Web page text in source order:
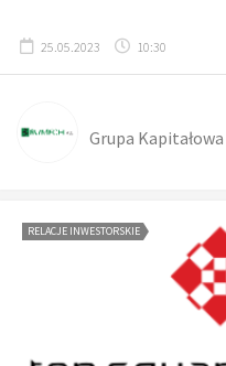
25.05.2023 10:30
Grupa Kapitałowa
RELACJE INWESTORSKIE